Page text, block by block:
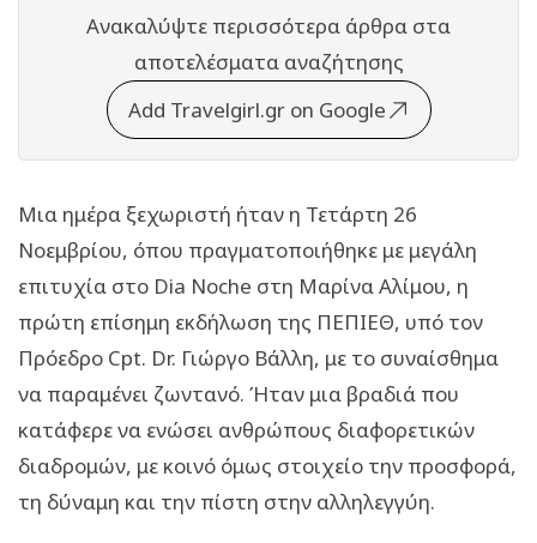
Ανακαλύψτε περισσότερα άρθρα στα
αποτελέσματα αναζήτησης
Add Travelgirl.gr on Google
Μια ημέρα ξεχωριστή ήταν η Τετάρτη 26
Νοεμβρίου, όπου πραγματοποιήθηκε με μεγάλη
επιτυχία στο Dia Noche στη Μαρίνα Αλίμου, η
πρώτη επίσημη εκδήλωση της ΠΕΠΙΕΘ, υπό τον
Πρόεδρο Cpt. Dr. Γιώργο Βάλλη, με το συναίσθημα
να παραμένει ζωντανό. Ήταν μια βραδιά που
κατάφερε να ενώσει ανθρώπους διαφορετικών
διαδρομών, με κοινό όμως στοιχείο την προσφορά,
τη δύναμη και την πίστη στην αλληλεγγύη.